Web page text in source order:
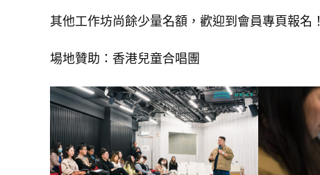
其他工作坊尚餘少量名額，歡迎到會員專頁報名！
場地贊助：香港兒童合唱團